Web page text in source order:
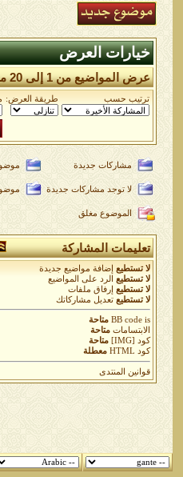
خيارات العرض
عرض المواضيع من 1 إلى 20 من 84
ترتيب حسب طريقة العرض:
مشاركات جديدة
لا توجد مشاركات جديدة
الموضوع مغلق
تعليمات المشاركة
لا تستطيع
إضافة مواضيع جديدة
لا تستطيع
الرد على المواضيع
لا تستطيع
إرفاق ملفات
لا تستطيع تعديل مشاركاتك
BB codeis
متاحة
الابتسامات متاحة
كود [IMG]
متاحة
كود HTML
معطلة
قوانين المنتدى